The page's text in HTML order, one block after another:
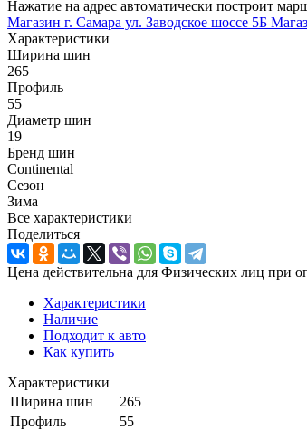
Нажатие на адрес автоматически построит
Магазин г. Самара ул. Заводское шоссе 5Б
Характеристики
Ширина шин
265
Профиль
55
Диаметр шин
19
Бренд шин
Continental
Сезон
Зима
Все характеристики
Поделиться
Цена действительна для Физических лиц при
Характеристики
Наличие
Подходит к авто
Как купить
Характеристики
Ширина шин
265
Профиль
55